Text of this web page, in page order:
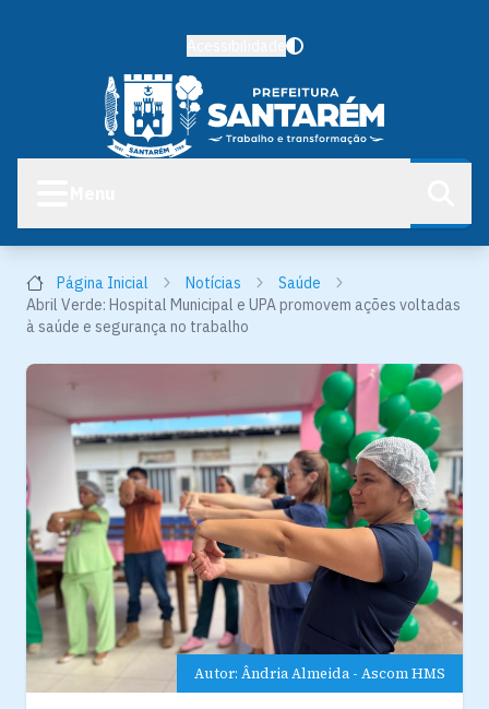
Página Inicial Notícias
Saúde
Abril Verde: Hospital Municipal e UPA promovem ações voltadas
à saúde e segurança no trabalho
Autor: Ândria Almeida - Ascom HMS